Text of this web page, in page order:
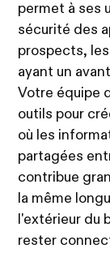
permet à ses
sécurité des
prospects,
ayant un
Votre équipe
outils pour
où les
partagées
contribue
la même
l'extérieur du
rester